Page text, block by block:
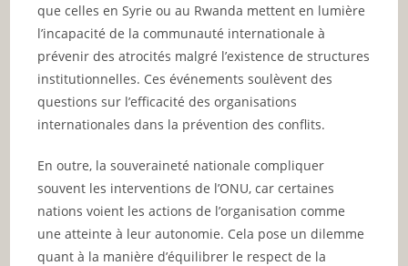
que celles en Syrie ou au Rwanda mettent en lumière
l’incapacité de la communauté internationale à
prévenir des atrocités malgré l’existence de structures
institutionnelles. Ces événements soulèvent des
questions sur l’efficacité des organisations
internationales dans la prévention des conflits.
En outre, la souveraineté nationale compliquer
souvent les interventions de l’ONU, car certaines
nations voient les actions de l’organisation comme
une atteinte à leur autonomie. Cela pose un dilemme
quant à la manière d’équilibrer le respect de la